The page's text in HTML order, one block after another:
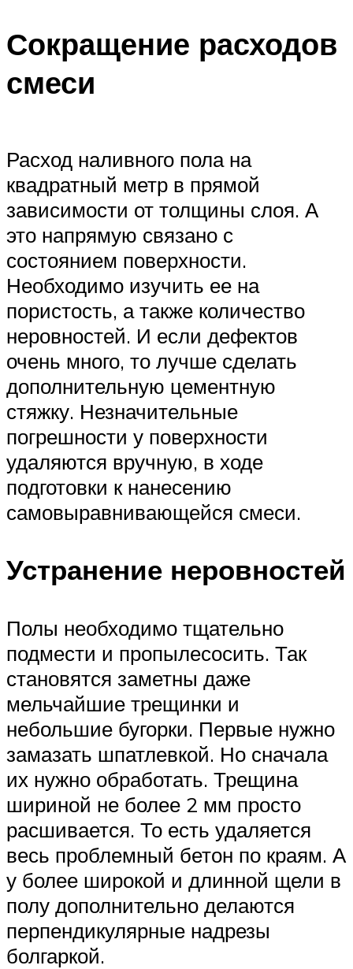
Сокращение расходов
смеси
Расход наливного пола на
квадратный метр в прямой
зависимости от толщины слоя. А
это напрямую связано с
состоянием поверхности.
Необходимо изучить ее на
пористость, а также количество
неровностей. И если дефектов
очень много, то лучше сделать
дополнительную цементную
стяжку. Незначительные
погрешности у поверхности
удаляются вручную, в ходе
подготовки к нанесению
самовыравнивающейся смеси.
Устранение неровностей
Полы необходимо тщательно
подмести и пропылесосить. Так
становятся заметны даже
мельчайшие трещинки и
небольшие бугорки. Первые нужно
замазать шпатлевкой. Но сначала
их нужно обработать. Трещина
шириной не более 2 мм просто
расшивается. То есть удаляется
весь проблемный бетон по краям. А
у более широкой и длинной щели в
полу дополнительно делаются
перпендикулярные надрезы
болгаркой.